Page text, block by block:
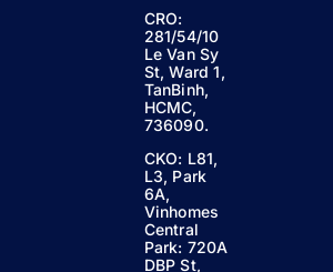
CRO:
281/54/10
Le Van Sy
St, Ward 1,
TanBinh,
HCMC,
736090.
CKO: L81,
L3, Park
6A,
Vinhomes
Central
Park: 720A
DBP St,